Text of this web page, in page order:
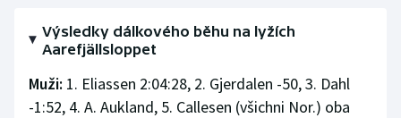
Ragby
Rychlobruslení
Výsledky dálkového běhu na lyžích
Aarefjällsloppet
Muži: 1. Eliassen 2:04:28, 2. Gjerdalen -50, 3. Dahl
-1:52, 4. A. Aukland, 5. Callesen (všichni Nor.) oba